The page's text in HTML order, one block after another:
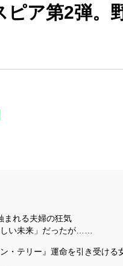
ア第2弾。
まれる夫婦の狂気
い未来」だったが……
・テリー』運命を引き受ける